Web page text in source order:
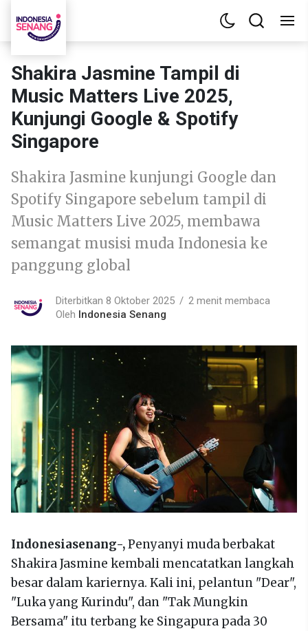
Shakira Jasmine Tampil di
Music Matters Live 2025,
Kunjungi Google & Spotify
Singapore
Shakira Jasmine kunjungi Google dan
Spotify Singapore sebelum tampil di
Music Matters Live 2025, membawa
semangat musisi muda Indonesia ke
panggung global
Diterbitkan 8 Oktober 2025
2 menit membaca
Oleh Indonesia Senang
Indonesiasenang-,Penyanyi muda berbakat
Shakira Jasmine kembali mencatatkan langkah
besar dalam kariernya. Kali ini, pelantun "Dear",
"Luka yang Kurindu", dan "Tak Mungkin
Bersama" itu terbang ke Singapura pada 30